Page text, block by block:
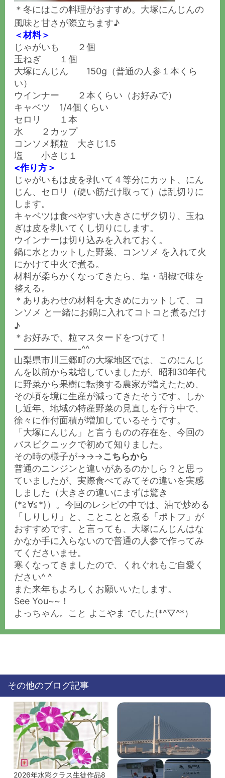
＊冬にはこの料理がおすすめ。大塚にんじんの
風味と甘さが際立ちます♪
＜材料＞
じゃがいも ２個
玉ねぎ １個
大塚にんじん 150g（普通の人参１本くら
い）
ウインナー ２本くらい（お好みで）
キャベツ 1/4個くらい
セロリ １本
水 ２カップ
コンソメ顆粒 大さじ1.5
塩 小さじ１
<作り方＞
じゃがいもは皮を剥いて４等分にカット、にん
じん、セロリ（硬い筋だけ取って）は乱切りに
します。
キャベツは食べやすい大きさにザク切り、玉ね
ぎは皮を剥いてくし切りにします。
ウインナーは切り込みを入れておく。
鍋に水とカットした野菜、コンソメ を入れて火
にかけて中火で煮る。
材料が柔らかくなってきたら、塩・胡椒で味を
整える。
＊ありあわせの材料を大きめにカットして、コ
ンソメ と一緒にお鍋に入れてコトコと煮るだけ
♪
＊お好みで、粒マスタードをつけて！
———————-^^
山梨県市川三郷町の大塚地区では、このにんじ
んを以前から栽培していましたが、昭和30年代
に野菜から果樹に転換する農家が増えたため、
その頃を境に生産が減ってきたそうです。しか
し近年、地域の特産野菜の見直しを行う中で、
徐々に作付面積が増加しているそうです。
「大塚にんじん」と言うものの存在を、今回の
バスピクニックで初めて知りました。
その時の様子が→→→こちらから
普通のニンジンと違いがあるのかしら？と思っ
ていましたが、実際食べてみてその違いを実感
しました（大きさの違いにまずは驚き
(*≧∀≦*)）。今回のレシピの中では、油で炒める
「しりしり」と、ことことと煮る「ポトフ」が
おすすめです。と言っても、大塚にんじんはな
かなか手に入らないので普通の人参で作ってみ
てくださいませ。
寒くなってきましたので、くれぐれもご自愛く
ださい^ ^
また来年もよろしくお願いいたします。
See You~~！
よっちゃん。こと よこやま でした(*^▽^*）
その他のブログ記事
2026年水彩クラス生徒作品8